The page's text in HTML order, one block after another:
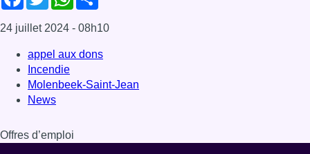
24 juillet 2024 - 08h10
appel aux dons
Incendie
Molenbeek-Saint-Jean
News
Offres d’emploi